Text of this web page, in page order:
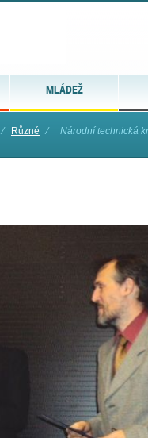
MLÁDEŽ
⁄ Různé ⁄ Národní technická